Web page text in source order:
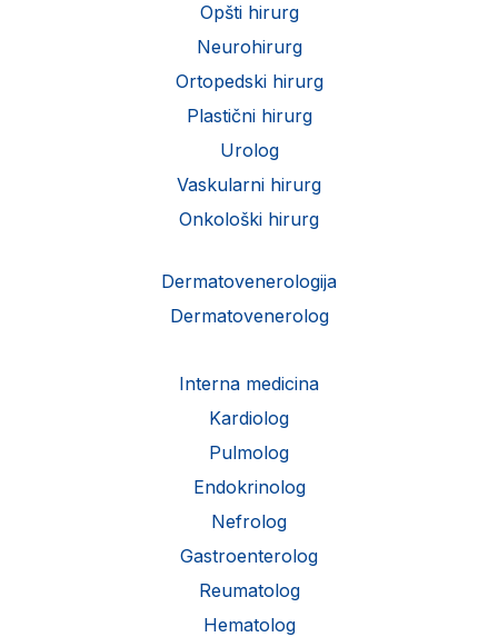
Opšti hirurg
Neurohirurg
Ortopedski hirurg
Plastični hirurg
Urolog
Vaskularni hirurg
Onkološki hirurg
Dermatovenerologija
Dermatovenerolog
Interna medicina
Kardiolog
Pulmolog
Endokrinolog
Nefrolog
Gastroenterolog
Reumatolog
Hematolog